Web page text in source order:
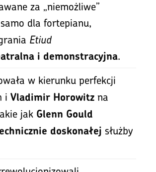
za „niemożliwe”
dla fortepianu,
Etiud
i demonstracyjna.
w kierunku perfekcji
iVladimir Horowitz na
jak Glenn Gould
doskonałej służby